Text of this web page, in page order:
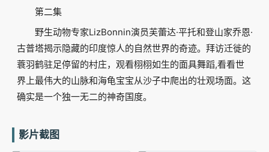
第二集
野生动物专家LizBonnin演员芙蕾达·平托和登山家乔恩·
古普塔揭示隐藏的印度惊人的自然世界的奇迹。拜访迁徙的
蓑羽鹤驻足停留的村庄，观看栩栩如生的面具舞蹈,看看世
界上最伟大的山脉和海龟宝宝从沙子中爬出的壮观场面。这
确实是一个独一无二的神奇国度。
影片截图